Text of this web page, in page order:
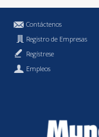
Contáctenos
Registro de Empresas
Regístrese
Empleos